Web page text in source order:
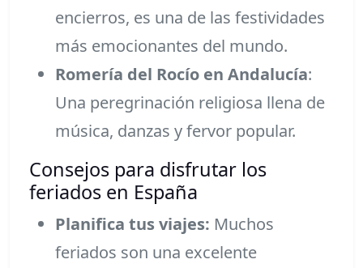
encierros, es una de las festividades
más emocionantes del mundo.
Romería del Rocío en Andalucía:
Una peregrinación religiosa llena de
música, danzas y fervor popular.
Consejos para disfrutar los
feriados en España
Planifica tus viajes: Muchos
feriados son una excelente